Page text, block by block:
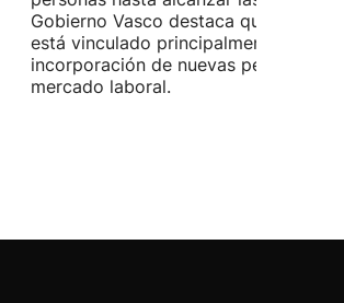
Gobierno Vasco destaca que este
está vinculado principalmente a la
incorporación de nuevas personas al
mercado laboral.